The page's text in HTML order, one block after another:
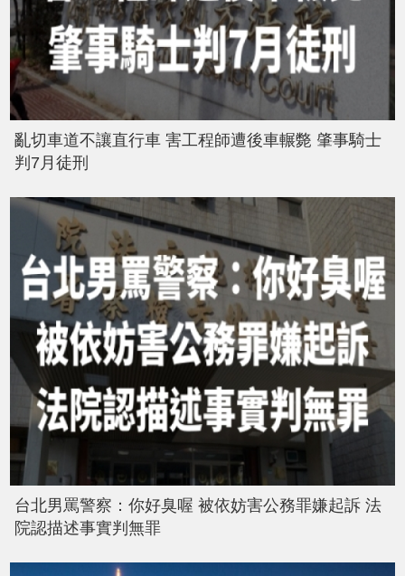
亂切車道不讓直行車 害工程師遭後車輾斃 肇事騎士
判7月徒刑
台北男罵警察：你好臭喔 被依妨害公務罪嫌起訴 法
院認描述事實判無罪